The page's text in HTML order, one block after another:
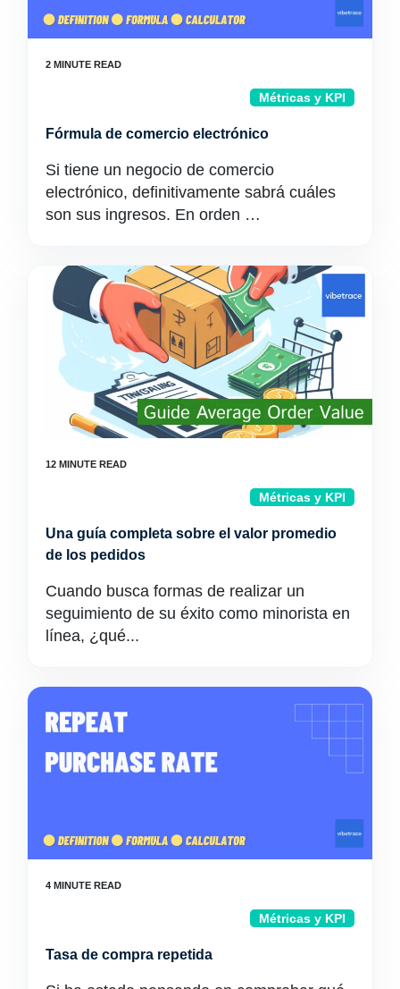
Métricas y KPI
Fórmula de comercio electrónico
Si tiene un negocio de comercio
electrónico, definitivamente sabrá cuáles
son sus ingresos. En orden …
Métricas y KPI
Una guía completa sobre el valor promedio
de los pedidos
Cuando busca formas de realizar un
seguimiento de su éxito como minorista en
línea, ¿qué...
Métricas y KPI
Tasa de compra repetida